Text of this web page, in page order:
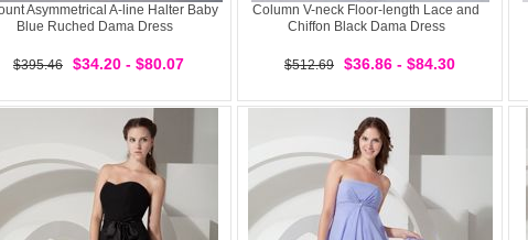
Asymmetrical A-line Halter Baby
Blue Ruched Dama Dress
$395.46 $34.20 - $80.07
Column V-neck Floor-length Lace and
Chiffon Black Dama Dress
$512.69 $36.86 - $84.30